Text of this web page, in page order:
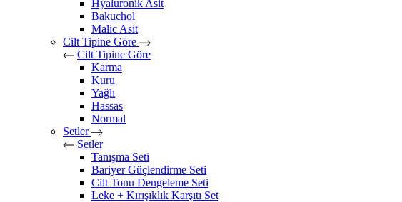
Hyaluronik Asit
Bakuchol
Malic Asit
Cilt Tipine Göre
Cilt Tipine Göre
Karma
Kuru
Yağlı
Hassas
Normal
Setler
Setler
Tanışma Seti
Bariyer Güçlendirme Seti
Cilt Tonu Dengeleme Seti
Leke + Kırışıklık Karşıtı Set